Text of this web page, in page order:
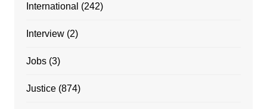
International (242)
Interview(2)
Jobs(3)
Justice(874)